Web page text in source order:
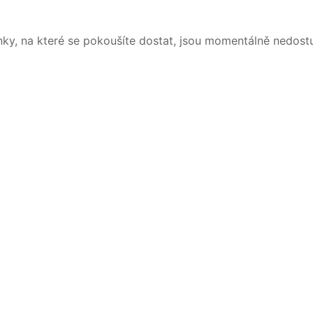
na které se pokoušíte dostat, jsou momentálně